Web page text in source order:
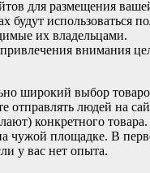
для размещения
будут использоваться
их владельцами.
внимания
широкий выбор
людей на
конкретного
чужой площадке. В
у вас нет опыта.